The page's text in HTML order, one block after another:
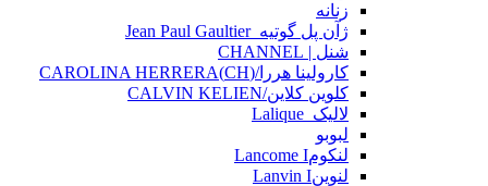
زنانه
ژآن پل گوتیه_Jean Paul Gaultier
شنل | CHANNEL
کارولینا هررا/(CH)CAROLINA HERRERA
کلوین کلاین/CALVIN KELIEN
لالیک_Lalique
لبوبو
لنکومLancome I
لنوینLanvin I